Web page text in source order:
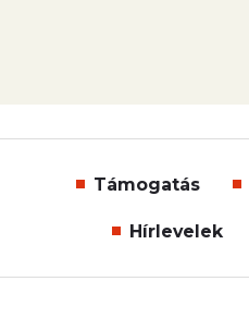
Támogatás
Hírlevelek